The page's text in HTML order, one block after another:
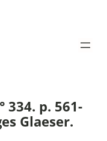
334. p. 561-
Glaeser.